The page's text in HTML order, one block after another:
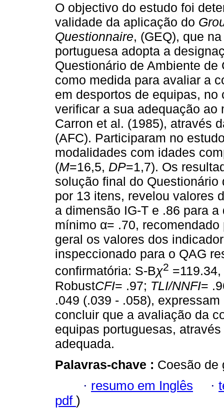
O objectivo do estudo foi
validade da aplicação do
Questionnaire, (GEQ), que
portuguesa adopta a
Questionário de Ambiente de
como medida para avaliar a
em desportos de equipas,
verificar a sua adequação
Carron et al. (1985), através
(AFC). Participaram no
modalidades com idades
(M=16,5, DP=1,7). Os
solução final do
por 13 itens, revelou valores
a dimensão IG-T e .86 para
mínimo α= .70,
geral os valores dos
inspeccionado para o QAG
confirmatória: S-Bχ2
RobustCFI= .97; TLI/NNFI=
.049 (.039 - .058),
concluir que a avaliação da
equipas portuguesas,
adequada.
Palavras-chave : Coesão de
· resumo em Inglês ·
pdf )